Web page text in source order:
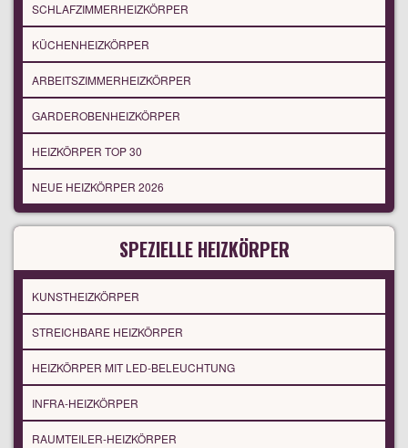
SCHLAFZIMMERHEIZKÖRPER
KÜCHENHEIZKÖRPER
ARBEITSZIMMERHEIZKÖRPER
GARDEROBENHEIZKÖRPER
HEIZKÖRPER TOP 30
NEUE HEIZKÖRPER 2026
SPEZIELLE HEIZKÖRPER
KUNSTHEIZKÖRPER
STREICHBARE HEIZKÖRPER
HEIZKÖRPER MIT LED-BELEUCHTUNG
INFRA-HEIZKÖRPER
RAUMTEILER-HEIZKÖRPER